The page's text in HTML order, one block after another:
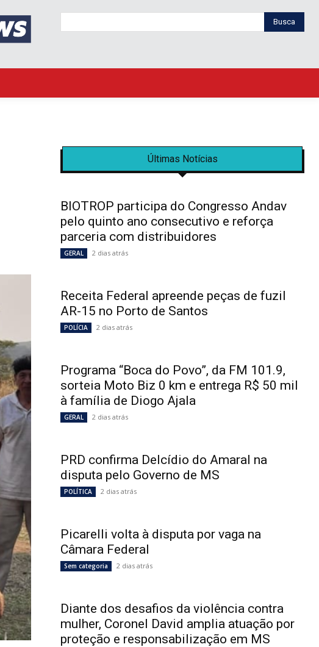
Busca
Últimas Notícias
BIOTROP participa do Congresso Andav
pelo quinto ano consecutivo e reforça
parceria com distribuidores
GERAL 2 dias atrás
Receita Federal apreende peças de fuzil
AR-15 no Porto de Santos
POLÍCIA 2 dias atrás
Programa “Boca do Povo”, da FM 101.9,
sorteia Moto Biz 0 km e entrega R$ 50 mil
à família de Diogo Ajala
GERAL 2 dias atrás
PRD confirma Delcídio do Amaral na
disputa pelo Governo de MS
POLÍTICA 2 dias atrás
Picarelli volta à disputa por vaga na
Câmara Federal
Sem categoria 2 dias atrás
Diante dos desafios da violência contra
mulher, Coronel David amplia atuação por
proteção e responsabilização em MS